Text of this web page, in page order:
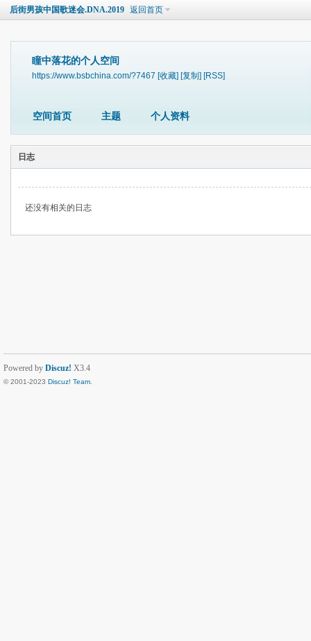
后街男孩中国歌迷会.DNA.2019 返回首页
瞳中落花的个人空间
https://www.bsbchina.com/?7467 [收藏] [复制] [RSS]
空间首页 主题 个人资料
日志
还没有相关的日志
Powered by Discuz! X3.4
© 2001-2023 Discuz! Team